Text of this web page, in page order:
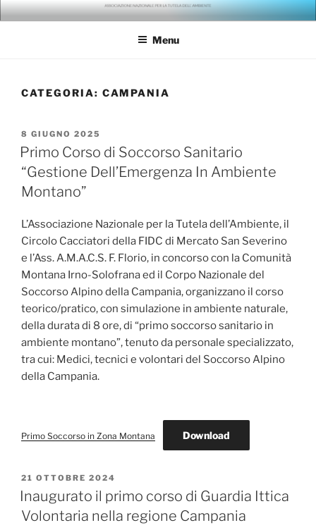
Salta
al
ANTA – ASSOCIAZIONE
NAZIONALE PER LA TUTELA
Menu
CATEGORIA: CAMPANIA
PUBBLICATO
IL
8 GIUGNO 2025
Primo Corso di Soccorso Sanitario
“Gestione Dell’Emergenza In Ambiente
Montano”
L’Associazione Nazionale per la Tutela dell’Ambiente, il
Circolo Cacciatori della FIDC di Mercato San Severino
e l’Ass. A.M.A.C.S. F. Florio, in concorso con la Comunità
Montana Irno-Solofrana ed il Corpo Nazionale del
Soccorso Alpino della Campania, organizzano il corso
teorico/pratico, con simulazione in ambiente naturale,
della durata di 8 ore, di “primo soccorso sanitario in
ambiente montano”, tenuto da personale specializzato,
tra cui: Medici, tecnici e volontari del Soccorso Alpino
della Campania.
Primo Soccorso in Zona Montana Download
PUBBLICATO
IL
21 OTTOBRE 2024
Inaugurato il primo corso di Guardia Ittica
Volontaria nella regione Campania